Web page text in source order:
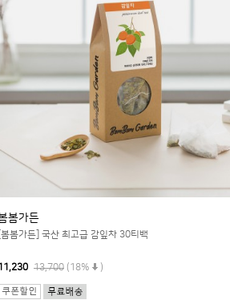
봄가든
봄가든] 국산 최고급 감잎차 30티백
13,700 (18% )